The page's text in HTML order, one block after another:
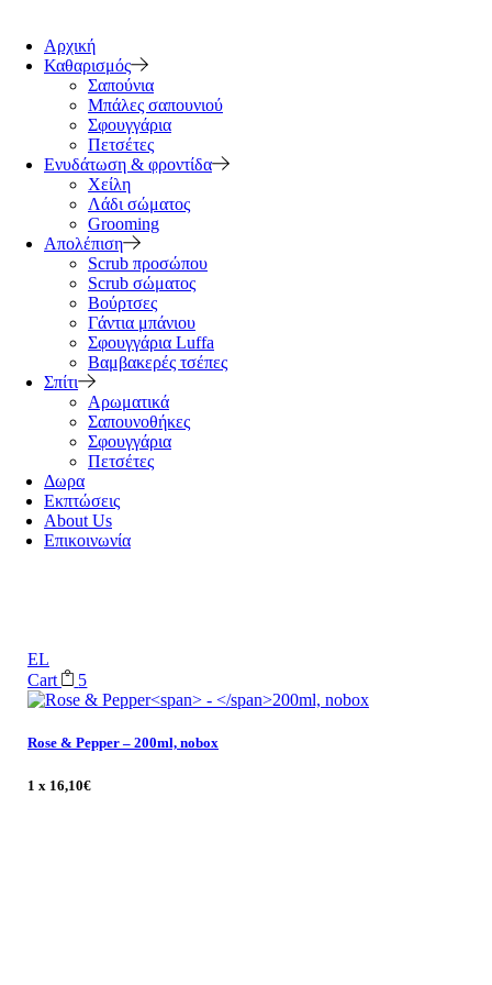
Αρχική
Καθαρισμός
Σαπούνια
Μπάλες σαπουνιού
Σφουγγάρια
Πετσέτες
Ενυδάτωση & φροντίδα
Χείλη
Λάδι σώματος
Grooming
Απολέπιση
Scrub προσώπου
Scrub σώματος
Βούρτσες
Γάντια μπάνιου
Σφουγγάρια Luffa
Βαμβακερές τσέπες
Σπίτι
Αρωματικά
Σαπουνοθήκες
Σφουγγάρια
Πετσέτες
Δωρα
Εκπτώσεις
About Us
Επικοινωνία
EL
Cart
5
Rose & Pepper – 200ml, nobox
1 x 16,10€